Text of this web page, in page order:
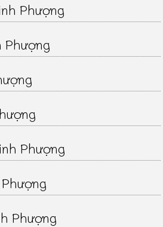
Phượng
Phượng
Phượng
Phượng